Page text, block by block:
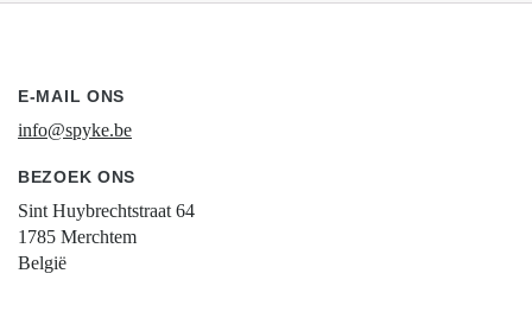
E-MAIL ONS
info@spyke.be
BEZOEK ONS
Sint Huybrechtstraat 64
1785 Merchtem
België